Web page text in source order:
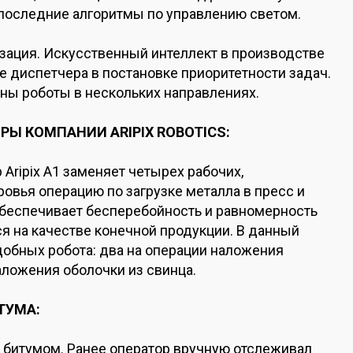
алгоритмы по управлению светом.
Искусственный интеллект в производстве
в постановке приоритетности задач.
роботы в нескольких направлениях.
ARIPIX ROBOTICS:
A1 заменяет четырех рабочих,
операцию по загрузке металла в пресс и
бесперебойность и равномерность
на качестве конечной продукции. В данный
робота: два на операции наложения
оболочки из свинца.
Ранее оператор вручную отслеживал